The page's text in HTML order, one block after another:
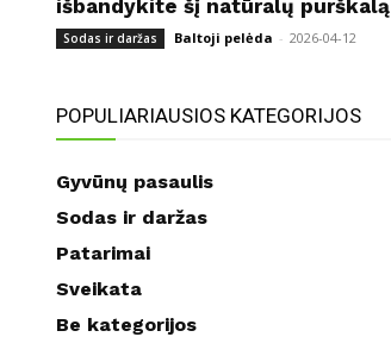
išbandykite šį natūralų purškalą
Sodas ir daržas Baltoji pelėda - 2026-04-12
POPULIARIAUSIOS KATEGORIJOS
Gyvūnų pasaulis
Sodas ir daržas
Patarimai
Sveikata
Be kategorijos